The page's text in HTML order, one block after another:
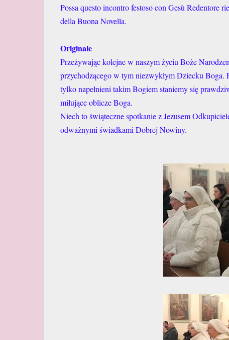
Possa questo incontro festoso con Gesù Redentore
della Buona Novella.
Originale
Przeżywając kolejne w naszym życiu Boże
przychodzącego w tym niezwykłym Dziecku Boga.
tylko napełnieni takim Bogiem staniemy się
miłujące oblicze Boga.
Niech to świąteczne spotkanie z Jezusem
odważnymi świadkami Dobrej Nowiny.